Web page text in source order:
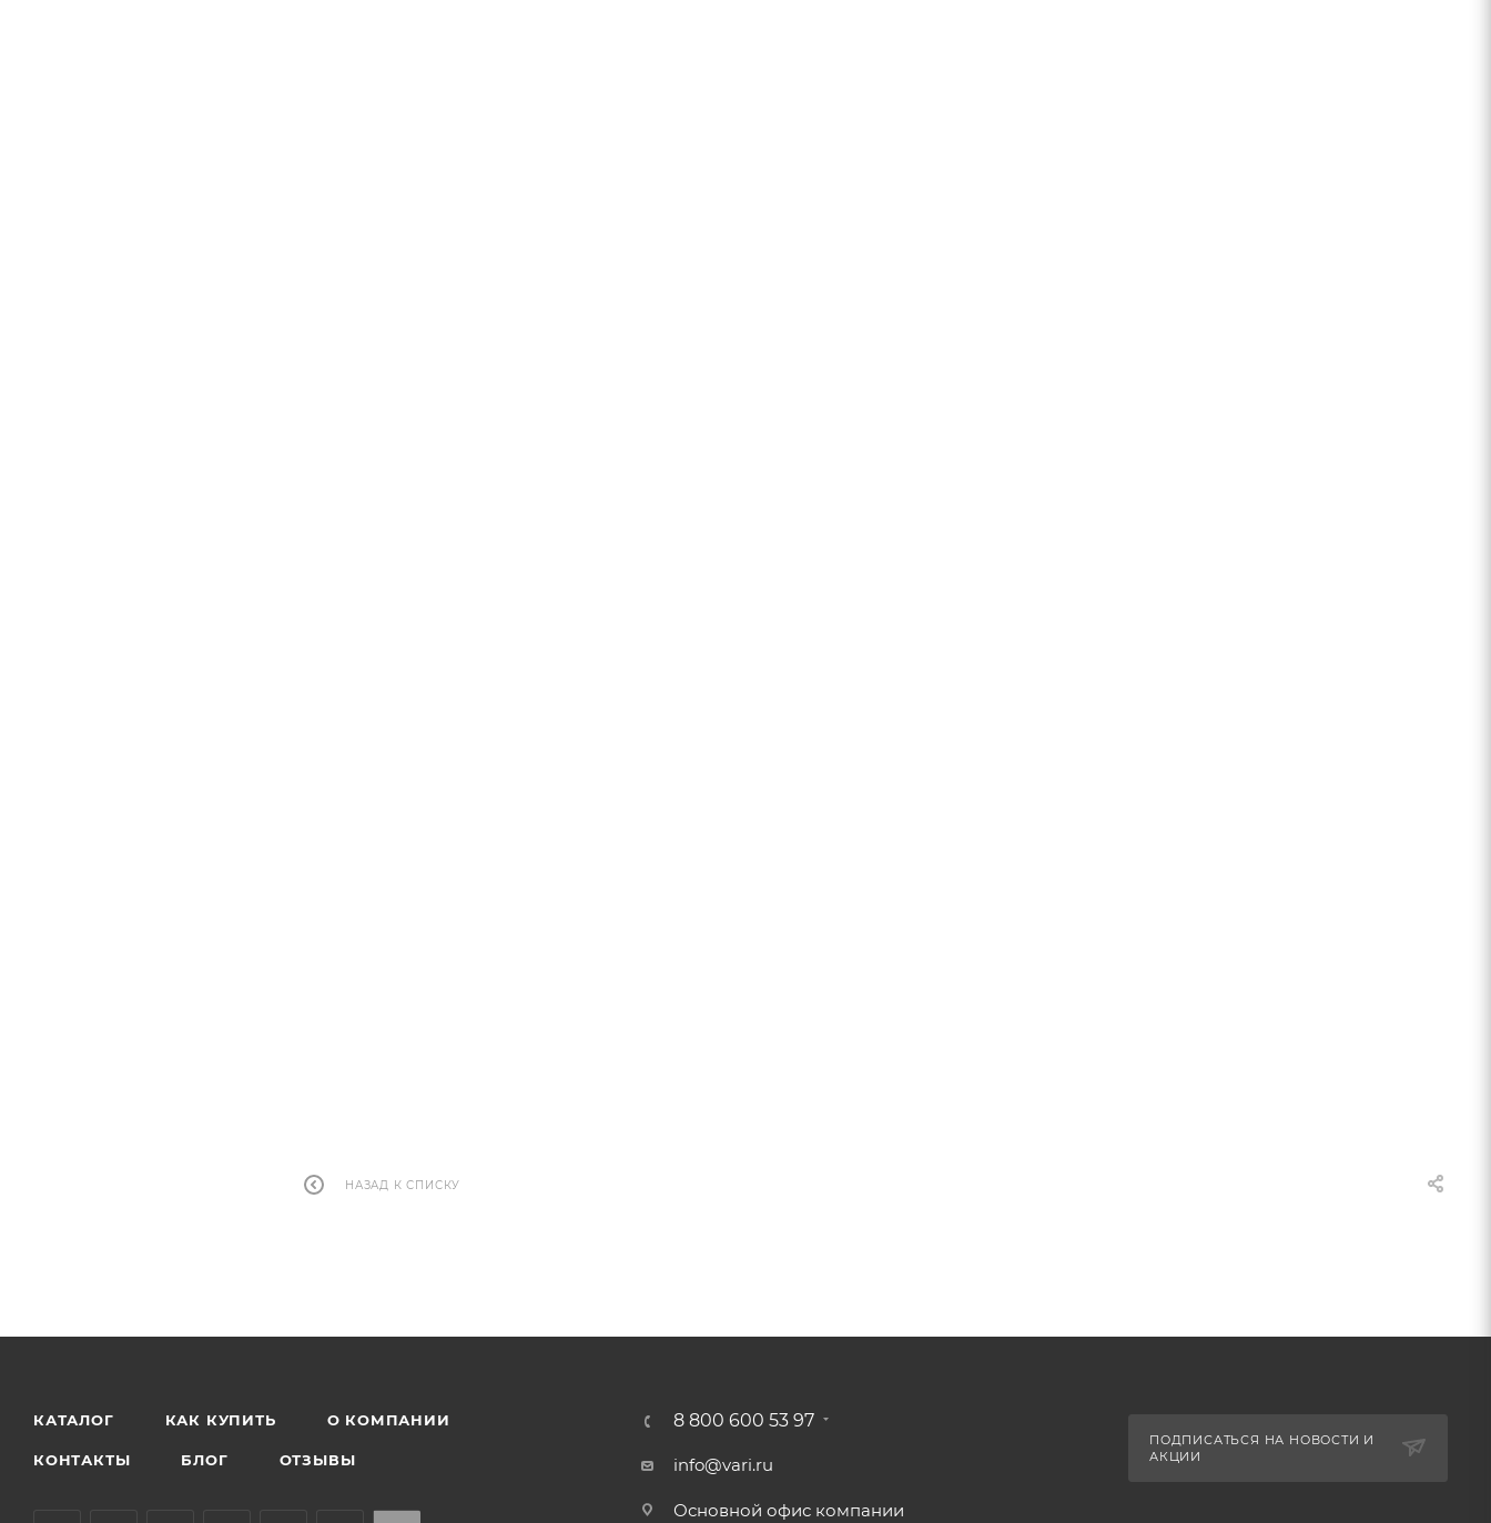
НАЗАД К СПИСКУ
КАТАЛОГ КАК КУПИТЬ О КОМПАНИИ
КОНТАКТЫ БЛОГ ОТЗЫВЫ
8 800 600 53 97
info@vari.ru
Основной офис компании
ПОДПИСАТЬСЯ НА НОВОСТИ И
АКЦИИ